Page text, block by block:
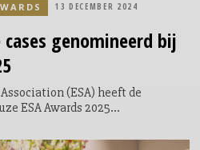
genomineerd bij
(ESA) heeft de
ESA Awards 2025
sponsorcampagnes in
13 DECEMBER 2024